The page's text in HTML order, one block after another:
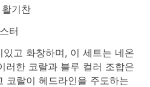
기찬
터
고 화창하며, 이 세트는 네온
러한 코랄과 블루 컬러 조합은
코랄이 헤드라인을 주도하는